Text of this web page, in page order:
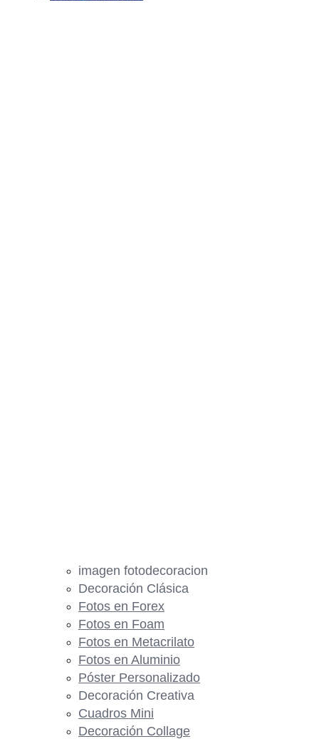
imagen fotodecoracion
Decoración Clásica
Fotos en Forex
Fotos en Foam
Fotos en Metacrilato
Fotos en Aluminio
Póster Personalizado
Decoración Creativa
Cuadros Mini
Decoración Collage